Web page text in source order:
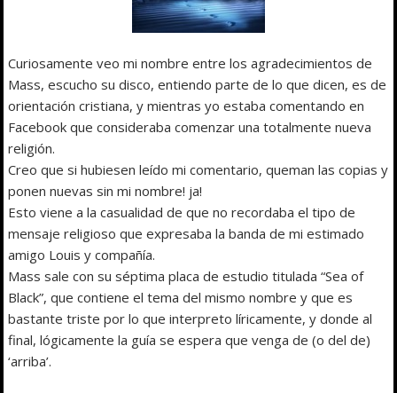
Curiosamente veo mi nombre entre los agradecimientos de
Mass, escucho su disco, entiendo parte de lo que dicen, es de
orientación cristiana, y mientras yo estaba comentando en
Facebook que consideraba comenzar una totalmente nueva
religión.
Creo que si hubiesen leído mi comentario, queman las copias y
ponen nuevas sin mi nombre! ja!
Esto viene a la casualidad de que no recordaba el tipo de
mensaje religioso que expresaba la banda de mi estimado
amigo Louis y compañía.
Mass sale con su séptima placa de estudio titulada “Sea of
Black”, que contiene el tema del mismo nombre y que es
bastante triste por lo que interpreto líricamente, y donde al
final, lógicamente la guía se espera que venga de (o del de)
‘arriba’.